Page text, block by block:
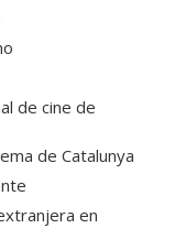
de cine de
de Catalunya
en